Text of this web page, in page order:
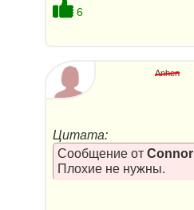
6
Anhen
Цитата:
Сообщение от Connor
Плохие не нужны.